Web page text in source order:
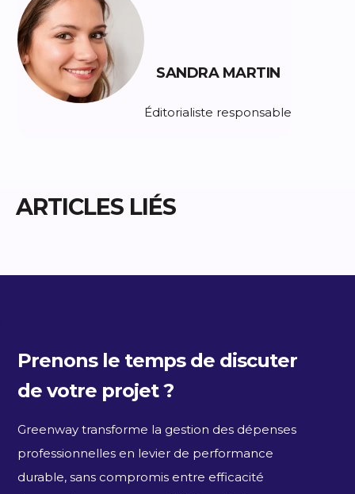
SANDRA MARTIN
Éditorialiste responsable
ARTICLES LIÉS
Prenons le temps de discuter
de votre projet ?
Greenway transforme la gestion des dépenses
professionnelles en levier de performance
durable, sans compromis entre efficacité